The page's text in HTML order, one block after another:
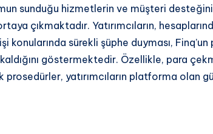
sunduğu hizmetlerin ve müşteri
çıkmaktadır. Yatırımcıların,
konularında sürekli şüphe duyması,
kaldığını göstermektedir. Özellikle, para
prosedürler, yatırımcıların platforma olan